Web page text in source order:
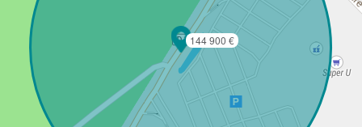
144 900 €